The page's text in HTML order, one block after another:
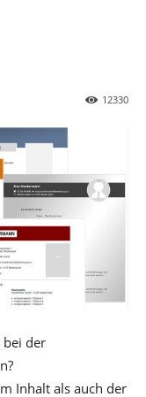
12330
bei der
Inhalt als auch der